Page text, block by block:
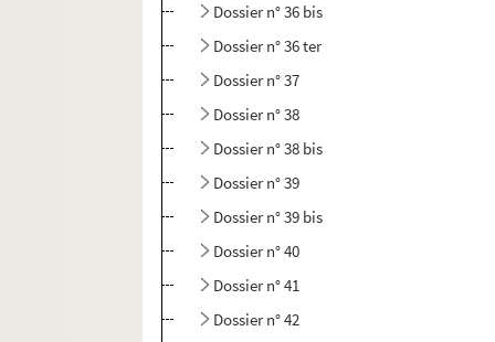
Dossier n° 36 bis
Dossier n° 36 ter
Dossier n° 37
Dossier n° 38
Dossier n° 38 bis
Dossier n° 39
Dossier n° 39 bis
Dossier n° 40
Dossier n° 41
Dossier n° 42